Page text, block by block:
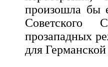
произошла бы
Советского
прозападных
для